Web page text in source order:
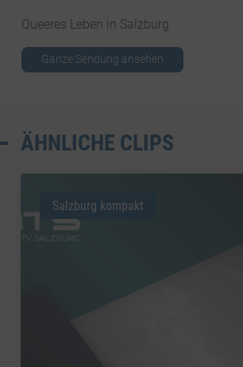
Queeres Leben in Salzburg
Ganze Sendung ansehen
ÄHNLICHE CLIPS
Salzburg kompakt